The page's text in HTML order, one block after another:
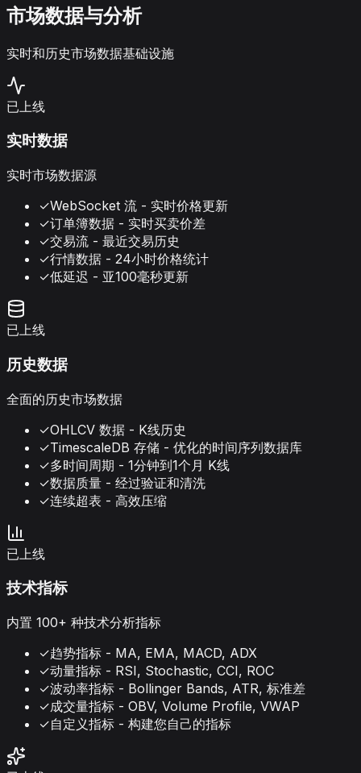
市场数据与分析
实时和历史市场数据基础设施
已上线
实时数据
实时市场数据源
✓WebSocket 流 - 实时价格更新
✓订单簿数据 - 实时买卖价差
✓交易流 - 最近交易历史
✓行情数据 - 24小时价格统计
✓低延迟 - 亚100毫秒更新
已上线
历史数据
全面的历史市场数据
✓OHLCV 数据 - K线历史
✓TimescaleDB 存储 - 优化的时间序列数据库
✓多时间周期 - 1分钟到1个月 K线
✓数据质量 - 经过验证和清洗
✓连续超表 - 高效压缩
已上线
技术指标
内置 100+ 种技术分析指标
✓趋势指标 - MA, EMA, MACD, ADX
✓动量指标 - RSI, Stochastic, CCI, ROC
✓波动率指标 - Bollinger Bands, ATR, 标准差
✓成交量指标 - OBV, Volume Profile, VWAP
✓自定义指标 - 构建您自己的指标